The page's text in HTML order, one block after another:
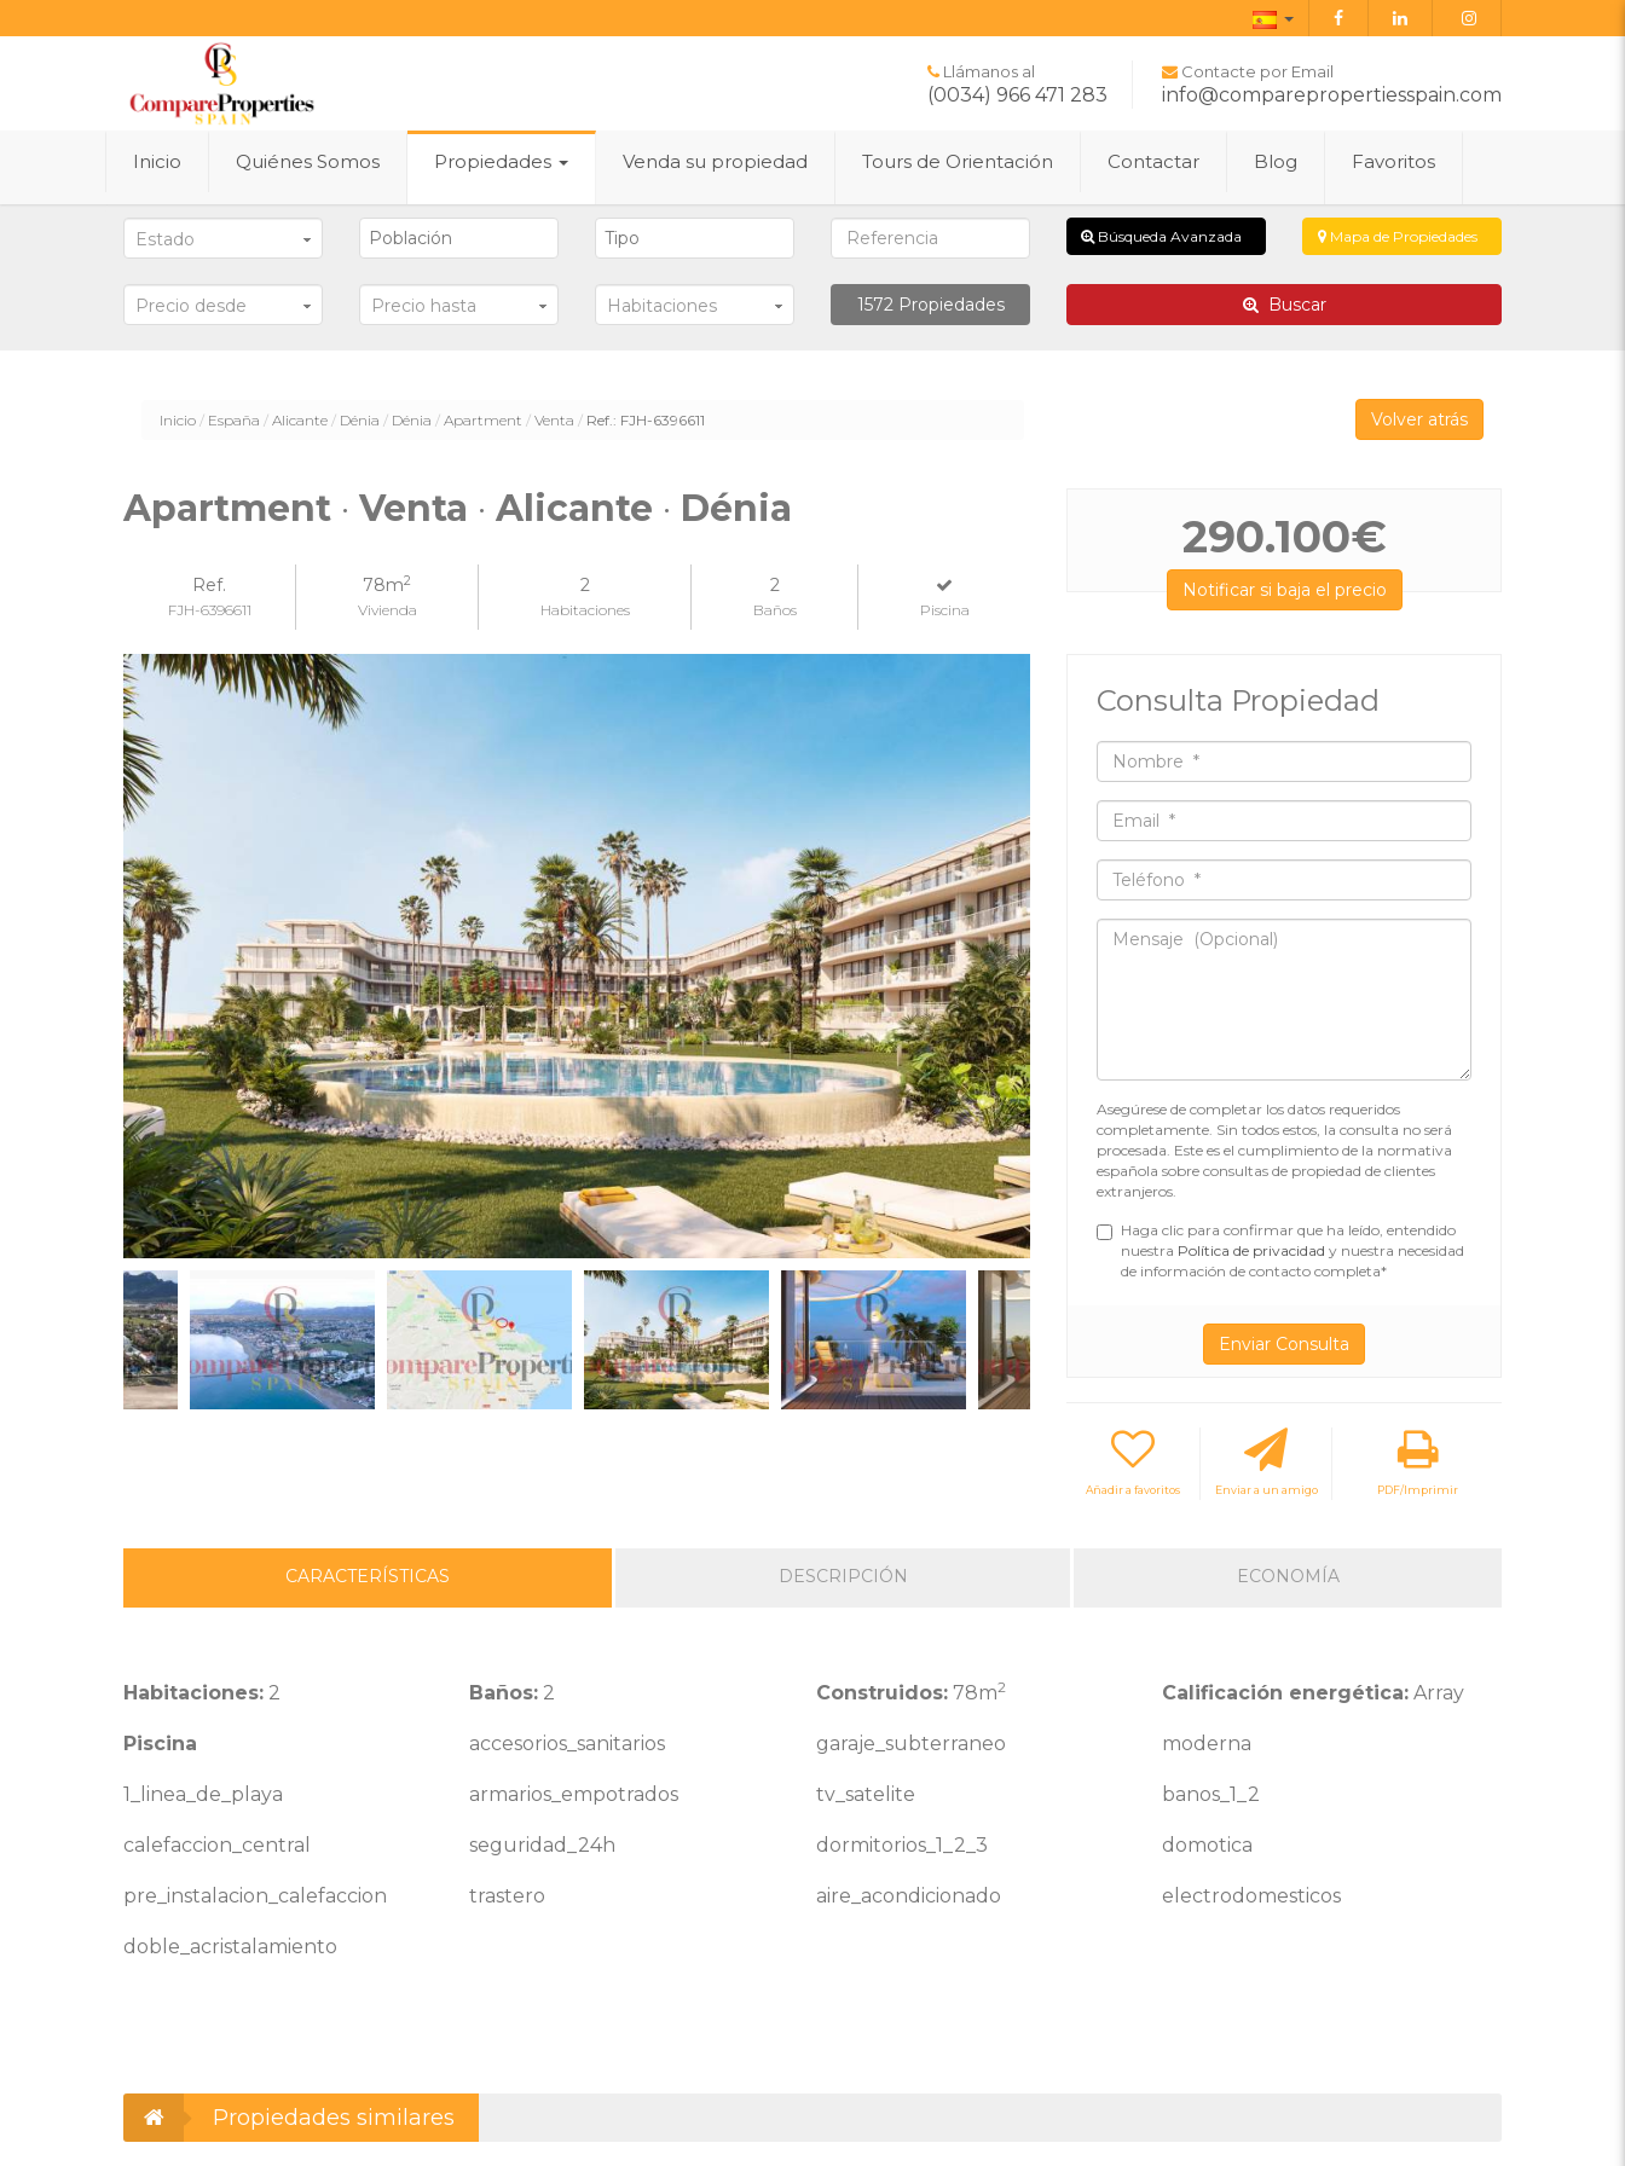
Español
Llámanos al
(0034) 966 471 283
Contacte por Email
info@comparepropertiesspain.com
Inicio Quiénes Somos Propiedades Venda su propiedad Tours de Orientación Contactar Blog Favoritos
Estado
Precio desde Precio hasta Habitaciones 1572Propiedades
Búsqueda Avanzada Mapa de Propiedades
Buscar
Inicio España Alicante Dénia Dénia Apartment Venta Ref.: FJH-6396611 Volver atrás
Apartment · Venta · Alicante · Dénia
Ref.
FJH-6396611
78m2
Vivienda
2
Habitaciones
2
Baños Piscina
290.100€
Notificar si baja el precio
Consulta Propiedad
Asegúrese de completar los datos requeridos
completamente. Sin todos estos, la consulta no será
procesada. Este es el cumplimiento de la normativa
española sobre consultas de propiedad de clientes
extranjeros.
Haga clic para confirmar que ha leído, entendido
nuestra Política de privacidad y nuestra necesidad
de información de contacto completa*
Añadir a favoritos Enviar a un amigo PDF/Imprimir
CARACTERÍSTICAS DESCRIPCIÓN ECONOMÍA
Habitaciones: 2 Baños: 2 Construidos:78m2 Calificación energética:Array
Piscina accesorios_sanitarios garaje_subterraneo moderna
1_linea_de_playa armarios_empotrados tv_satelite banos_1_2
calefaccion_central seguridad_24h dormitorios_1_2_3 domotica
pre_instalacion_calefaccion trastero aire_acondicionado electrodomesticos
doble_acristalamiento
Propiedades similares